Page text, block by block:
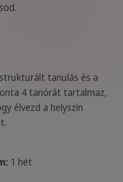
tanulás és a
4 tanórát tartalmaz,
élvezd a helyszín
1 hét